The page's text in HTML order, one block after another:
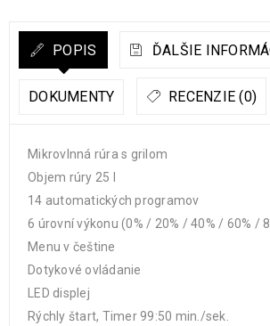
POPIS ĎALŠIE
DOKUMENTY RECENZIE (0)
Mikrovlnná rúra s grilom
Objem rúry 25 l
14 automatických programov
6 úrovní výkonu (0% / 20% / 40% / 60% /
Menu v češtine
Dotykové ovládanie
LED displej
Rýchly štart, Timer 99:50 min./sek.